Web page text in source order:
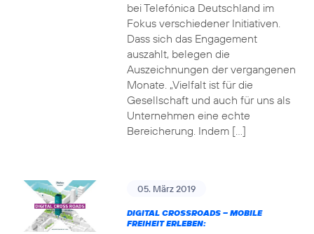
bei Telefónica Deutschland im
Fokus verschiedener Initiativen.
Dass sich das Engagement
auszahlt, belegen die
Auszeichnungen der vergangenen
Monate. „Vielfalt ist für die
Gesellschaft und auch für uns als
Unternehmen eine echte
Bereicherung. Indem […]
05. März 2019
DIGITAL CROSSROADS – MOBILE
FREIHEIT ERLEBEN: